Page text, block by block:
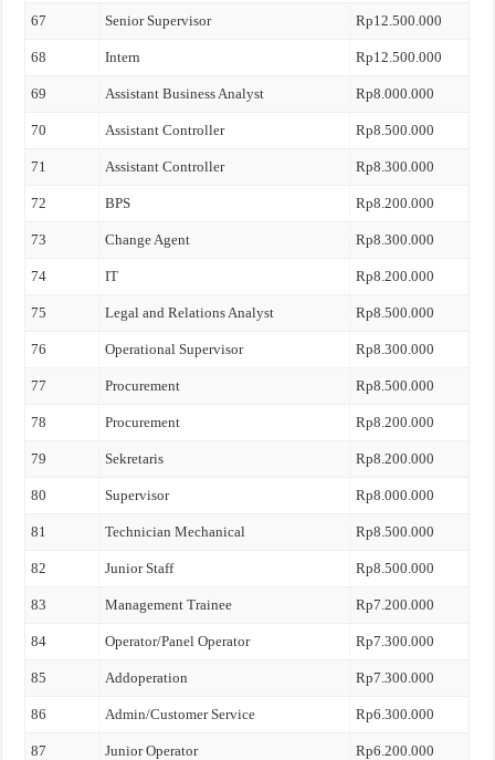
67 Senior Supervisor Rp12.500.000
68 Intern Rp12.500.000
69 Assistant Business Analyst Rp8.000.000
70 Assistant Controller Rp8.500.000
71 Assistant Controller Rp8.300.000
72 BPS Rp8.200.000
73 Change Agent Rp8.300.000
74 IT Rp8.200.000
75 Legal and Relations Analyst Rp8.500.000
76 Operational Supervisor Rp8.300.000
77 Procurement Rp8.500.000
78 Procurement Rp8.200.000
79 Sekretaris Rp8.200.000
80 Supervisor Rp8.000.000
81 Technician Mechanical Rp8.500.000
82 Junior Staff Rp8.500.000
83 Management Trainee Rp7.200.000
84 Operator/Panel Operator Rp7.300.000
85 Addoperation Rp7.300.000
86 Admin/Customer Service Rp6.300.000
87 Junior Operator Rp6.200.000